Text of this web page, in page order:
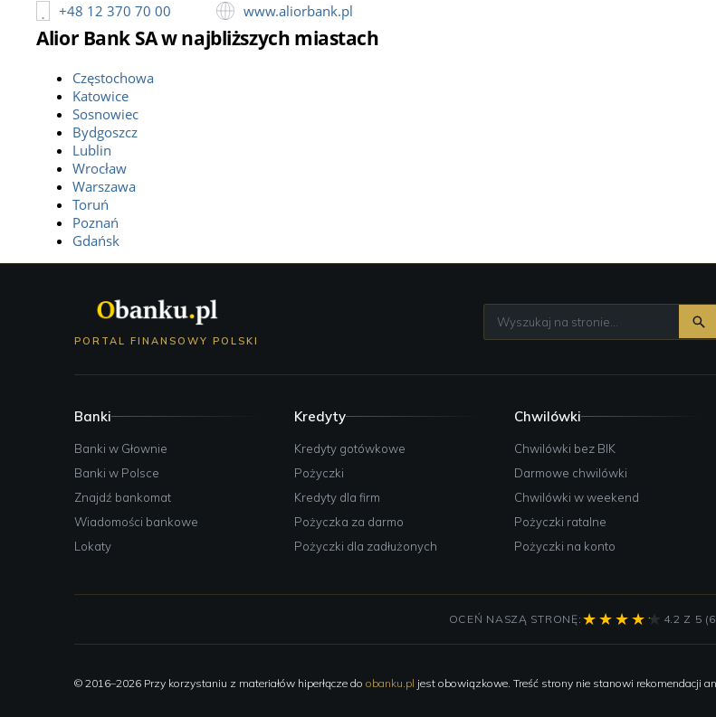
+48 12 370 70 00 www.aliorbank.pl
Alior Bank SA w najbliższych miastach
Częstochowa
Katowice
Sosnowiec
Bydgoszcz
Lublin
Wrocław
Warszawa
Toruń
Poznań
Gdańsk
PORTAL FINANSOWY POLSKI
Banki
Banki w Głownie
Banki w Polsce
Znajdź bankomat
Wiadomości bankowe
Lokaty
Kredyty
Kredyty gotówkowe
Pożyczki
Kredyty dla firm
Pożyczka za darmo
Pożyczki dla zadłużonych
Chwilówki
Chwilówki bez BIK
Darmowe chwilówki
Chwilówki w weekend
Pożyczki ratalne
Pożyczki na konto
OCEŃ NASZĄ STRONĘ: 4.2 Z 5
© 2016–2026 Przy korzystaniu z materiałów hiperłącze do obanku.pl jest obowiązkowe. Treść strony nie stanowi rekomendacji